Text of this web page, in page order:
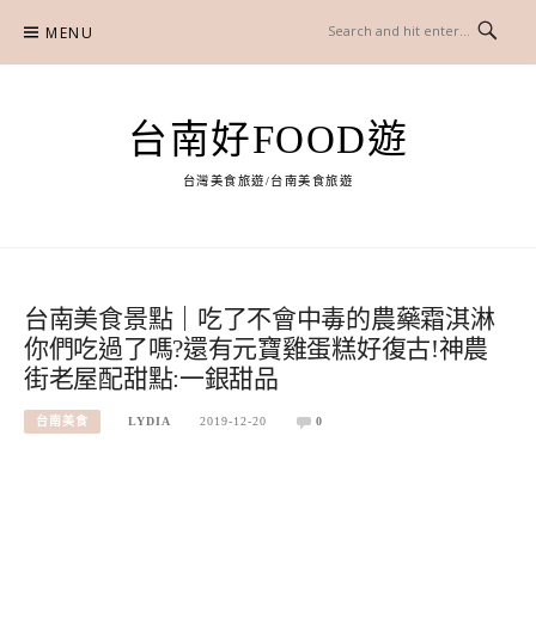
content
MENU
台南好FOOD遊
台灣美食旅遊/台南美食旅遊
台南美食景點｜吃了不會中毒的農藥霜淇淋
你們吃過了嗎?還有元寶雞蛋糕好復古!神農
街老屋配甜點:一銀甜品
台南美食 LYDIA 2019-12-20 0